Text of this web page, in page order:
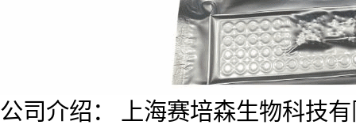
公司介绍： 上海赛培森生物科技有